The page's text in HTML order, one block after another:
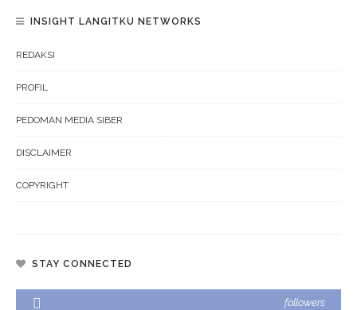
INSIGHT LANGITKU NETWORKS
REDAKSI
PROFIL
PEDOMAN MEDIA SIBER
DISCLAIMER
COPYRIGHT
STAY CONNECTED
followers